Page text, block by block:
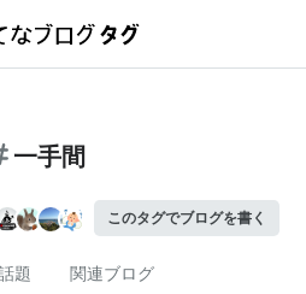
一手間
このタグでブログを書く
題 関連ブログ